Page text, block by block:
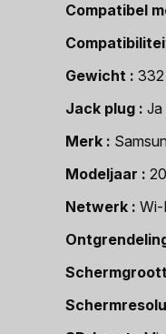
Compatibel
Gewicht
332
Jack plug
Ja
Merk
Modeljaar
Netwerk
Wi-